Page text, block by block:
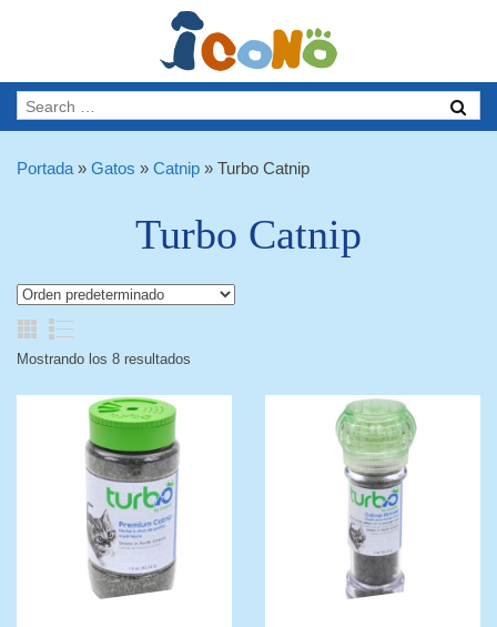
Portada » Gatos » Catnip » Turbo Catnip
Turbo Catnip
Mostrando los 8 resultados